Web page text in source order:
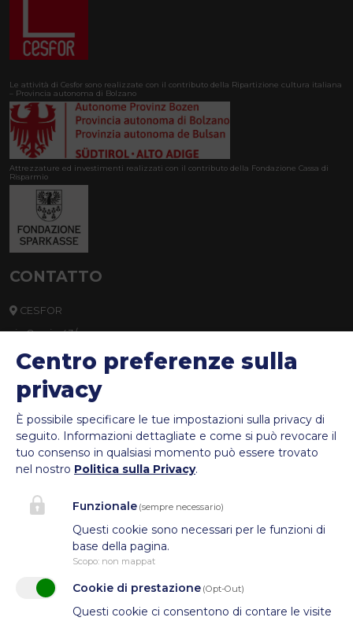
Le attività di Cesfor sono realizzate con il contributo della Ripartizione cultura italiana
– Provincia autonoma di Bolzano
Attrezzature ed investimenti realizzati con il contributo della Fondazione Cassa di
Risparmio
CONTATTO
CESFOR
via Orazio 43/a,
39100 Bolzano
info@cesfor.bz.it
0471 272690
P.IVA: IT01337640211
C.F.: 94010650219
Centro preferenze sulla
privacy
È possibile specificare le tue impostazioni sulla privacy di
seguito. Informazioni dettagliate e come si può revocare il
tuo consenso in qualsiasi momento può essere trovato
nel nostro Politica sulla Privacy.
Funzionale (sempre necessario)
Questi cookie sono necessari per le funzioni di
base della pagina.
Scopo: non mappat
Cookie di prestazione (Opt-Out)
Questi cookie ci consentono di contare le visite